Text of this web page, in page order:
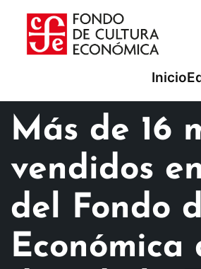
Inicio
Más de 16
vendidos
del Fondo
Económica